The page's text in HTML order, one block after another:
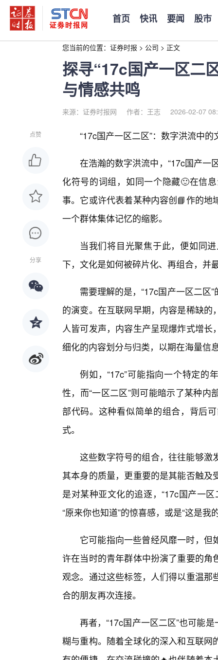
首页 快讯 要闻 股市
您当前的位置： 证券时报 > 公司 > 正文
探寻“17c国产一区二
与情感共鸣
来源：证券时报网 作者：王志 2026-02-07
点赞
分享
“17c国产一区二区”：数字洪流中
在浩瀚的数字洪流中，“17c国产一
化符号的词组，如同一个隐藏🙂在信
事。它或许代表着某种内容创📘作的
一个群体集体记忆的缩影。
当我们将目光聚焦于此，便如同
下，文化是如何被碎片化、再组合，并
需要理解的是，“17c国产一区二区
的演变。在互联网早期，内容是稀缺
人皆可发声，内容生产呈现爆炸式增
细化的内容划分与归类，以期在海量信
例如，“17c”可能指向一个特定的
性，而“一区二区”则可能暗示了某种
部代码。这种看似简单的组合，背后
式。
这些数字符号的组合，往往能够激
其本身的质量，更重要的是其能否触
是对某种亚文化的追逐，“17c国产一
“原来你也知道”的惊喜感，或是“这是我
它可能指向一些曾经风靡一时，
许在当时的青年群体中扮演了重要的
观念。通过这些标签，人们得以重温
合的朋友再次连接。
再者，“17c国产一区二区”也可能
糊与重构。随着全球化的深入和互联